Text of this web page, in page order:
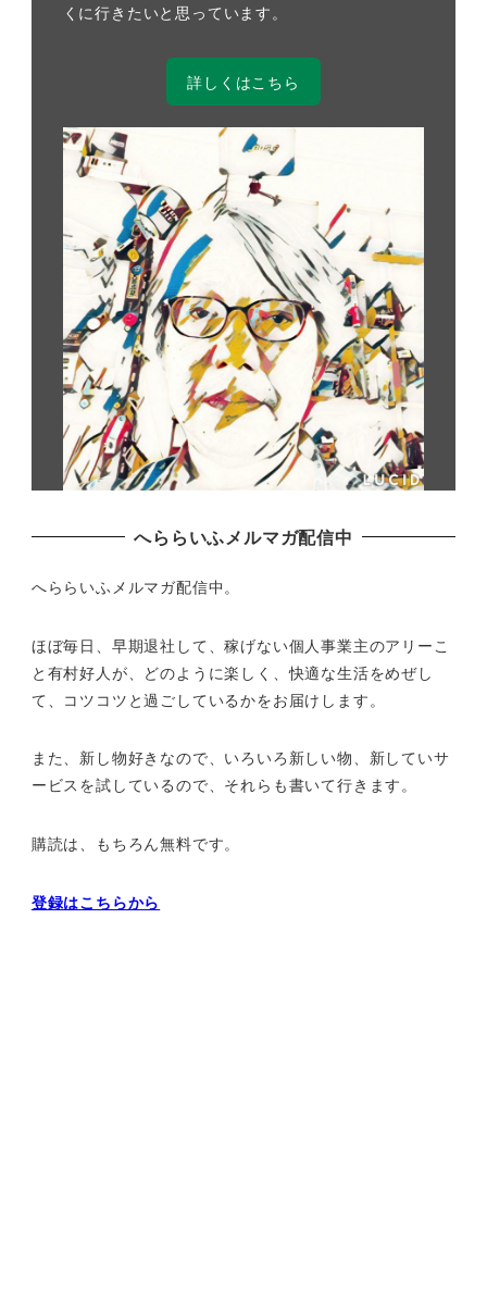
くに行きたいと思っています。
詳しくはこちら
へららいふメルマガ配信中
へららいふメルマガ配信中。
ほぼ毎日、早期退社して、稼げない個人事業主のアリーこ
と有村好人が、どのように楽しく、快適な生活をめぜし
て、 コツコツと過ごしているかをお届けします。
また、新し物好きなので、いろいろ新しい物、 新していサ
ービスを試しているので、それらも書いて行きます。
購読は、もちろん無料です。
登録はこちらから